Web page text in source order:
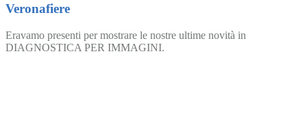
Veronafiere
Eravamo presenti per mostrare le nostre ultime novità in
DIAGNOSTICA PER IMMAGINI.